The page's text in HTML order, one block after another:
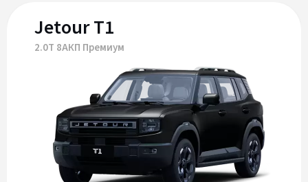
Jetour T1
2.0Т 8АКП Премиум